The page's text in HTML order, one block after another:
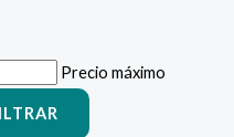
Precio máximo